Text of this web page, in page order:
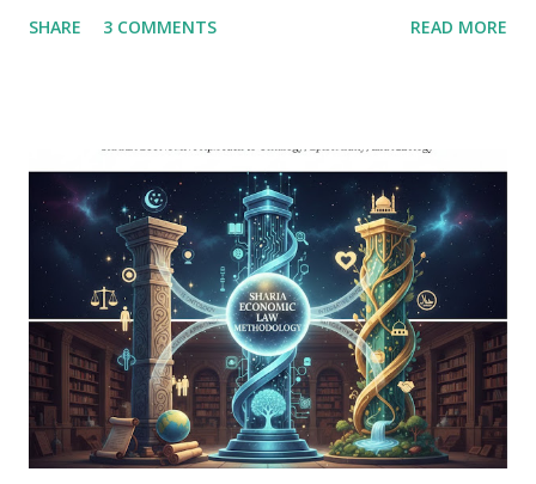
terngiang di telinga. Dahulu sekali, sekitar lima belas tahun
sekolah di Jogja, gudangnya orang pinter. Punya banyak
teman yang pinter-pinter. Bisa jalan-jalan. Ah asyiknya....
Empat tahun kemudian, saya berkesempatan melanjutkan
studi di Fak. Syariah IAIN Walisongo Semarang. Senang
sekali rasanya bisa menjadi mahasiswa dan bisa studi lanjut
di Jawa. Bagi warga kampung kami, itu sangat keren. Saat
itu, selesai mengikuti orientasi mahasiswa baru diwajibkan
untuk ikut study tour . Dan.. yolla. Tujuannya adalah Jogja.
Septe...
SHARE 3 COMMENTS READ MORE